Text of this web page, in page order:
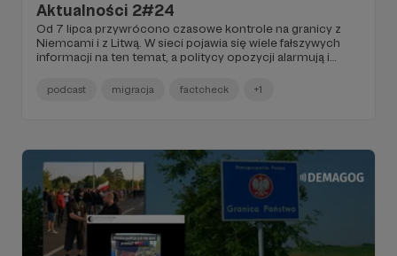
Aktualności 2#24
Od 7 lipca przywrócono czasowe kontrole na granicy z
Niemcami i z Litwą. W sieci pojawia się wiele fałszywych
informacji na ten temat, a politycy opozycji alarmują i
polsko-niemieckiej granicy? Posłuchaj Podcastu o
wynikach wyborów ze specjalnym fragmentem dla
podcast migracja factcheck +1